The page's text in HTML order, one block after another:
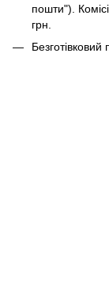
пошти").
грн.